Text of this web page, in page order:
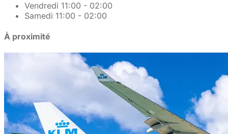
Vendredi 11:00 - 02:00
Samedi 11:00 - 02:00
À proximité